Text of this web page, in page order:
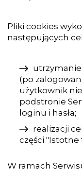
Pliki cookies
następujących
utrzymanie
(po
użytkownik
podstronie
loginu i hasła;
realizacji
części
W ramach